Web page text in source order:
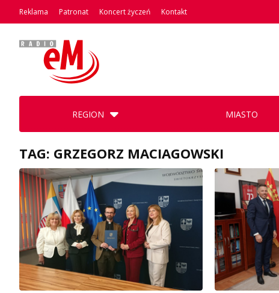
Reklama Patronat Koncert życzeń Kontakt
REGION MIASTO
TAG: GRZEGORZ MACIAGOWSKI